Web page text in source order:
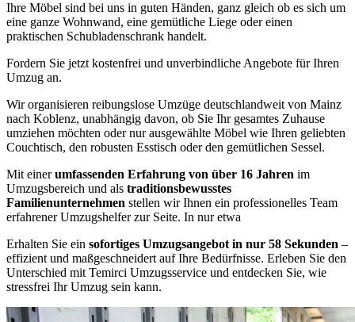
Ihre Möbel sind bei uns in guten Händen, ganz gleich ob es sich um
eine ganze Wohnwand, eine gemütliche Liege oder einen
praktischen Schubladenschrank handelt.
Fordern Sie jetzt kostenfrei und unverbindliche Angebote für Ihren
Umzug an.
Wir organisieren reibungslose Umzüge deutschlandweit von Mainz
nach Koblenz, unabhängig davon, ob Sie Ihr gesamtes Zuhause
umziehen möchten oder nur ausgewählte Möbel wie Ihren geliebten
Couchtisch, den robusten Esstisch oder den gemütlichen Sessel.
Mit einerumfassenden Erfahrung von über 16 Jahren im
Umzugsbereich und als traditionsbewusstes
Familienunternehmen stellen wir Ihnen ein professionelles Team
erfahrener Umzugshelfer zur Seite. In nur etwa
Erhalten Sie ein sofortiges Umzugsangebot in nur 58 Sekunden –
effizient und maßgeschneidert auf Ihre Bedürfnisse. Erleben Sie den
Unterschied mit Temirci Umzugsservice und entdecken Sie, wie
stressfrei Ihr Umzug sein kann.